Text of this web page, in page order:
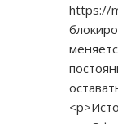
https://